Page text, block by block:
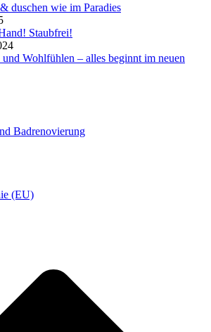
duschen wie im Paradies
Staubfrei!
und Wohlfühlen – alles beginnt im neuen
Badrenovierung
(EU)